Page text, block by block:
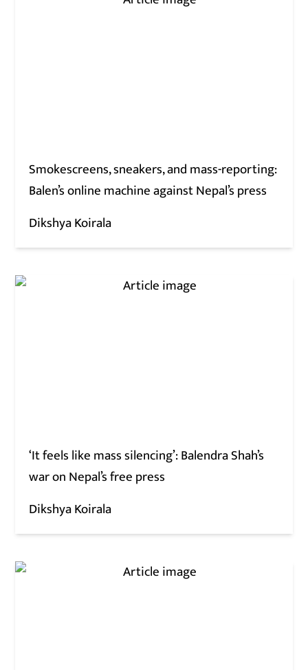
Smokescreens, sneakers, and mass-reporting:
Balen’s online machine against Nepal’s press
Dikshya Koirala
‘It feels like mass silencing’: Balendra Shah’s
war on Nepal’s free press
Dikshya Koirala